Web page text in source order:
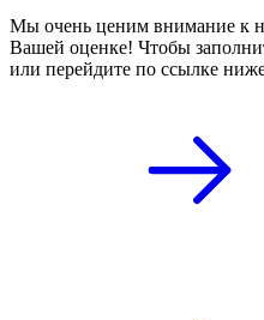
Мы очень ценим внимание к
Вашей оценке! Чтобы
или перейдите по ссылке